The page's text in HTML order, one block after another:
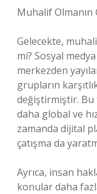
Muhalif Olmanın
Gelecekte,
mi? Sosyal
merkezden
grupların
değiştirmiştir.
daha global ve
zamanda dijital
çatışma da
Ayrıca, insan
konular daha